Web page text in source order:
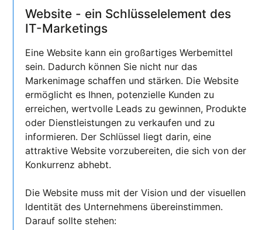
Website - ein Schlüsselelement des
IT-Marketings
Eine Website kann ein großartiges Werbemittel
sein. Dadurch können Sie nicht nur das
Markenimage schaffen und stärken. Die Website
ermöglicht es Ihnen, potenzielle Kunden zu
erreichen, wertvolle Leads zu gewinnen, Produkte
oder Dienstleistungen zu verkaufen und zu
informieren. Der Schlüssel liegt darin, eine
attraktive Website vorzubereiten, die sich von der
Konkurrenz abhebt.
Die Website muss mit der Vision und der visuellen
Identität des Unternehmens übereinstimmen.
Darauf sollte stehen: